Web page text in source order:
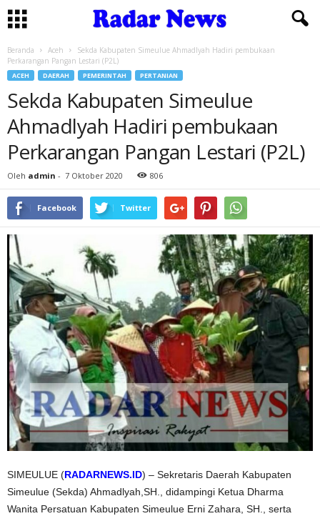
Beranda Aceh
Sekda Kabupaten Simeulue Ahmadlyah Hadiri pembukaan
Perkarangan Pangan Lestari (P2L)
ACEH DAERAH PEMERINTAH PERTANIAN
Sekda Kabupaten Simeulue
Ahmadlyah Hadiri pembukaan
Perkarangan Pangan Lestari (P2L)
Oleh admin - 7 Oktober 2020 806
Facebook Twitter
SIMEULUE (RADARNEWS.ID) – Sekretaris Daerah Kabupaten
Simeulue (Sekda) Ahmadlyah,SH., didampingi Ketua Dharma
Wanita Persatuan Kabupaten Simeulue Erni Zahara, SH., serta